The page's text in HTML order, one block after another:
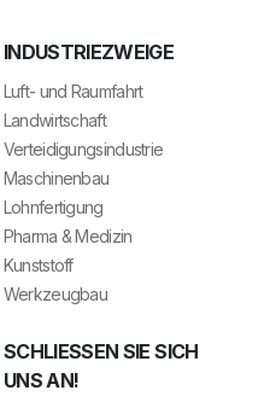
INDUSTRIEZWEIGE
Luft- und Raumfahrt
Landwirtschaft
Verteidigungsindustrie
Maschinenbau
Lohnfertigung
Pharma & Medizin
Kunststoff
Werkzeugbau
SCHLIESSEN SIE SICH U
NS AN!